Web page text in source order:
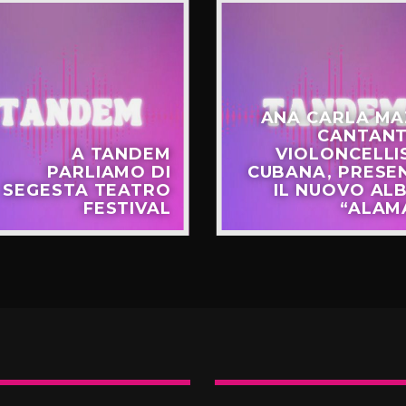
A TANDEM
PARLIAMO DI
SEGESTA TEATRO
FESTIVAL
ANA CARLA
CUBANA,
IL NUOVO